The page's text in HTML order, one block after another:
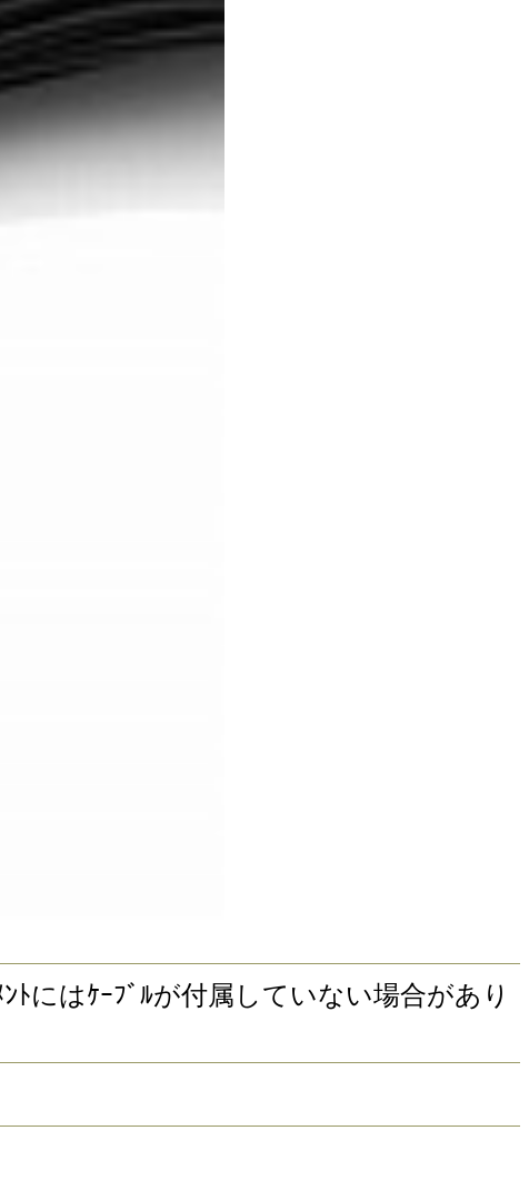
ﾝﾄにはｹｰﾌﾞﾙが付属していない場合があり